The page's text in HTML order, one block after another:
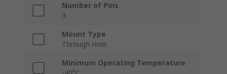
Number of Pins
3
Mount Type
Through Hole
Minimum Operating Temperature